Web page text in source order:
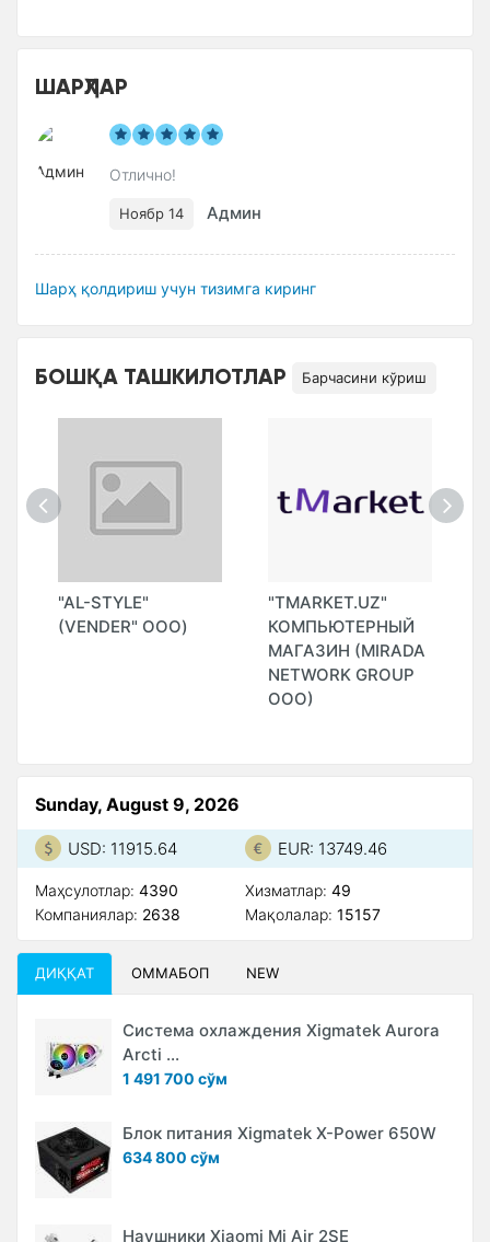
ШАРҲЛАР
Отлично!
Ноябр 14 Админ
Шарҳ қолдириш учун тизимга киринг
БОШҚА ТАШКИЛОТЛАР Барчасини кўриш
"AL-STYLE"
(VENDER" ООО)
"TMARKET.UZ"
КОМПЬЮТЕРНЫЙ
МАГАЗИН (MIRADA
NETWORK GROUP
ООО)
Sunday, August 9, 2026
USD: 11915.64 EUR: 13749.46
Маҳсулотлар: 4390
Компаниялар: 2638
Xизматлар: 49
Мақолалар: 15157
ДИҚҚАТ ОММАБОП NEW
Система охлаждения Xigmatek Aurora
Arcti ...
1 491 700 сўм
Блок питания Xigmatek X-Power 650W
634 800 сўм
Наушники Xiaomi Mi Air 2SE